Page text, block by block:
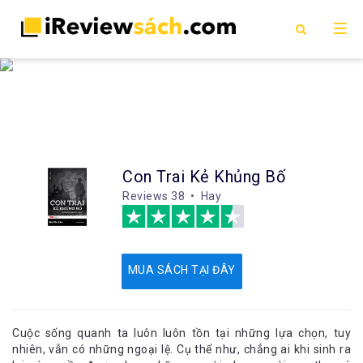
Con Trai Kẻ Khủng Bố
Reviews 38 • Hay
MUA SÁCH TẠI ĐÂY
Cuộc sống quanh ta luôn luôn tồn tại những lựa chọn, tuy
nhiên, vẫn có những ngoại lệ. Cụ thể như, chẳng ai khi sinh ra